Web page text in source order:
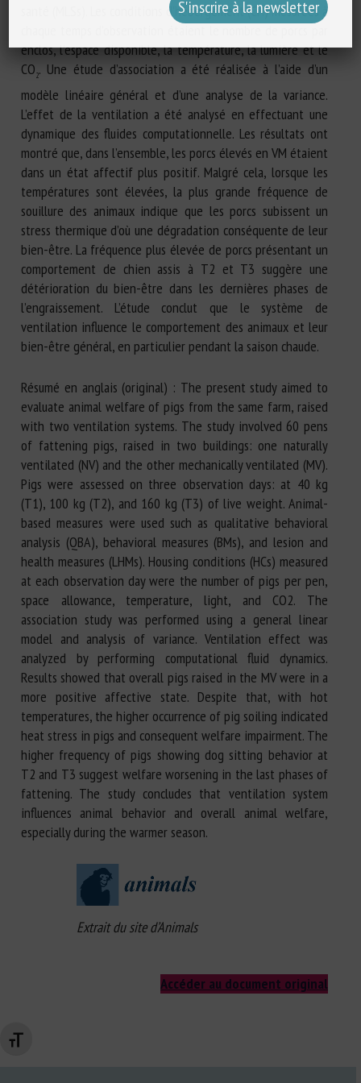
Changer la taille de la police
santé (MLSs). Les conditions d’hébergement (CH) mesurées à
enclos, l’espace disponible, la température, la lumière et le
CO2. Une étude d’association a été réalisée à l’aide d’un
modèle linéaire général et d’une analyse de la variance.
L’effet de la ventilation a été analysé en effectuant une
dynamique des fluides computationnelle. Les résultats ont
montré que, dans l’ensemble, les porcs élevés en VM étaient
dans un état affectif plus positif. Malgré cela, lorsque les
températures sont élevées, la plus grande fréquence de
souillure des animaux indique que les porcs subissent un
stress thermique d’où une dégradation conséquente de leur
bien-être. La fréquence plus élevée de porcs présentant un
comportement de chien assis à T2 et T3 suggère une
détérioration du bien-être dans les dernières phases de
l’engraissement. L’étude conclut que le système de
ventilation influence le comportement des animaux et leur
bien-être général, en particulier pendant la saison chaude.
Résumé en anglais (original) : The present study aimed to
evaluate animal welfare of pigs from the same farm, raised
with two ventilation systems. The study involved 60 pens
of fattening pigs, raised in two buildings: one naturally
ventilated (NV) and the other mechanically ventilated (MV).
Pigs were assessed on three observation days: at 40 kg
(T1), 100 kg (T2), and 160 kg (T3) of live weight. Animal-
based measures were used such as qualitative behavioral
analysis (QBA), behavioral measures (BMs), and lesion and
health measures (LHMs). Housing conditions (HCs) measured
at each observation day were the number of pigs per pen,
space allowance, temperature, light, and CO2. The
association study was performed using a general linear
model and analysis of variance. Ventilation effect was
analyzed by performing computational fluid dynamics.
Results showed that overall pigs raised in the MV were in a
more positive affective state. Despite that, with hot
temperatures, the higher occurrence of pig soiling indicated
heat stress in pigs and consequent welfare impairment. The
higher frequency of pigs showing dog sitting behavior at
T2 and T3 suggest welfare worsening in the last phases of
fattening. The study concludes that ventilation system
influences animal behavior and overall animal welfare,
especially during the warmer season.
Extrait du site d’Animals
Accéder au document original